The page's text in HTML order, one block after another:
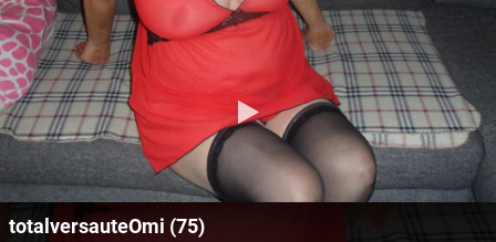
totalversauteOmi (75)